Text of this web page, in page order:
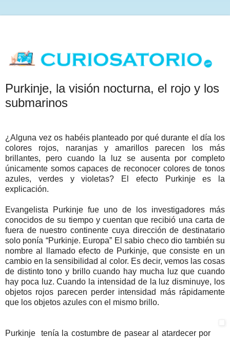
Purkinje, la visión nocturna, el rojo y los
submarinos
¿Alguna vez os habéis planteado por qué durante el día los
colores rojos, naranjas y amarillos parecen los más
brillantes, pero cuando la luz se ausenta por completo
únicamente somos capaces de reconocer colores de tonos
azules, verdes y violetas? El efecto Purkinje es la
explicación.
Evangelista Purkinje fue uno de los investigadores más
conocidos de su tiempo y cuentan que recibió una carta de
fuera de nuestro continente cuya dirección de destinatario
solo ponía “Purkinje. Europa” El sabio checo dio también su
nombre al llamado efecto de Purkinje, que consiste en un
cambio en la sensibilidad al color. Es decir, vemos las cosas
de distinto tono y brillo cuando hay mucha luz que cuando
hay poca luz. Cuando la intensidad de la luz disminuye, los
objetos rojos parecen perder intensidad más rápidamente
que los objetos azules con el mismo brillo.
Purkinje tenía la costumbre de pasear al atardecer por